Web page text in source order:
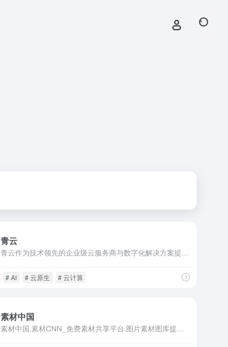
青云
# AI # 云原生 # 云计算
素材中国